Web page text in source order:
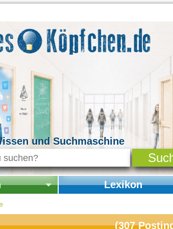
und Suchmaschine
Lexikon
(307